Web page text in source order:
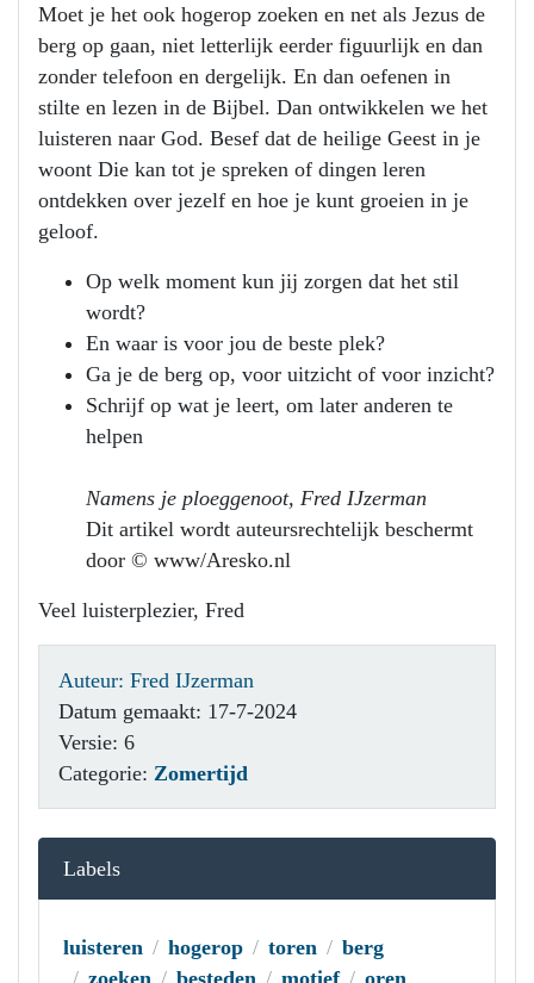
Moet je het ook hogerop zoeken en net als Jezus de
berg op gaan, niet letterlijk eerder figuurlijk en dan
zonder telefoon en dergelijk. En dan oefenen in
stilte en lezen in de Bijbel. Dan ontwikkelen we het
luisteren naar God. Besef dat de heilige Geest in je
woont Die kan tot je spreken of dingen leren
ontdekken over jezelf en hoe je kunt groeien in je
geloof.
Op welk moment kun jij zorgen dat het stil
wordt?
En waar is voor jou de beste plek?
Ga je de berg op, voor uitzicht of voor inzicht?
Schrijf op wat je leert, om later anderen te
helpen
Namens je ploeggenoot, Fred IJzerman
Dit artikel wordt auteursrechtelijk beschermt
door © www/Aresko.nl
Veel luisterplezier, Fred
Auteur: Fred IJzerman
Datum gemaakt: 17-7-2024
Versie: 6
Categorie: Zomertijd
Labels
luisteren hogerop toren
berg
zoeken
besteden motief oren